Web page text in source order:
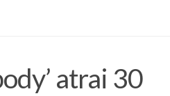
atrai 30